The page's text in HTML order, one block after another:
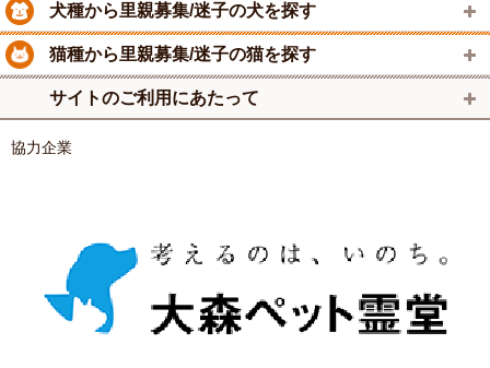
犬種から里親募集/迷子の犬を探す
猫種から里親募集/迷子の猫を探す
サイトのご利用にあたって
協力企業